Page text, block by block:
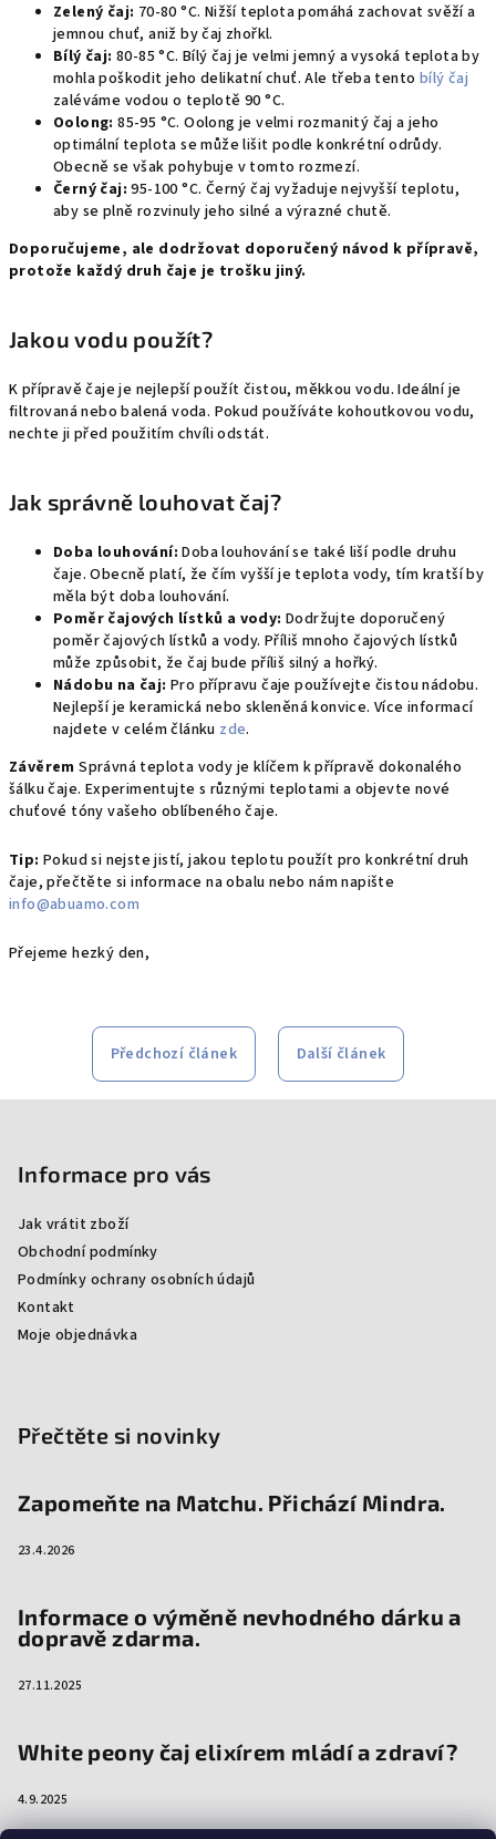
Zelený čaj: 70-80 °C. Nižší teplota pomáhá zachovat svěží a
jemnou chuť, aniž by čaj zhořkl.
Bílý čaj: 80-85 °C. Bílý čaj je velmi jemný a vysoká teplota by
mohla poškodit jeho delikatní chuť. Ale třeba tento bílý čaj
zaléváme vodou o teplotě 90 °C.
Oolong: 85-95 °C. Oolong je velmi rozmanitý čaj a jeho
optimální teplota se může lišit podle konkrétní odrůdy.
Obecně se však pohybuje v tomto rozmezí.
Černý čaj: 95-100 °C. Černý čaj vyžaduje nejvyšší teplotu,
aby se plně rozvinuly jeho silné a výrazné chutě.
Doporučujeme, ale dodržovat doporučený návod k přípravě,
protože každý druh čaje je trošku jiný.
Jakou vodu použít?
K přípravě čaje je nejlepší použít čistou, měkkou vodu. Ideální je
filtrovaná nebo balená voda. Pokud používáte kohoutkovou vodu,
nechte ji před použitím chvíli odstát.
Jak správně louhovat čaj?
Doba louhování: Doba louhování se také liší podle druhu
čaje. Obecně platí, že čím vyšší je teplota vody, tím kratší by
měla být doba louhování.
Poměr čajových lístků a vody: Dodržujte doporučený
poměr čajových lístků a vody. Příliš mnoho čajových lístků
může způsobit, že čaj bude příliš silný a hořký.
Nádobu na čaj: Pro přípravu čaje používejte čistou nádobu.
Nejlepší je keramická nebo skleněná konvice. Více informací
najdete v celém článku zde.
Závěrem Správná teplota vody je klíčem k přípravě dokonalého
šálku čaje. Experimentujte s různými teplotami a objevte nové
chuťové tóny vašeho oblíbeného čaje.
Tip: Pokud si nejste jistí, jakou teplotu použít pro konkrétní druh
čaje, přečtěte si informace na obalu nebo nám napište
info@abuamo.com
Přejeme hezký den,
Předchozí článek Další článek
Informace pro vás
Jak vrátit zboží
Obchodní podmínky
Podmínky ochrany osobních údajů
Kontakt
Moje objednávka
Přečtěte si novinky
Zapomeňte na Matchu. Přichází Mindra.
23.4.2026
Informace o výměně nevhodného dárku a
dopravě zdarma.
27.11.2025
White peony čaj elixírem mládí a zdraví?
4.9.2025